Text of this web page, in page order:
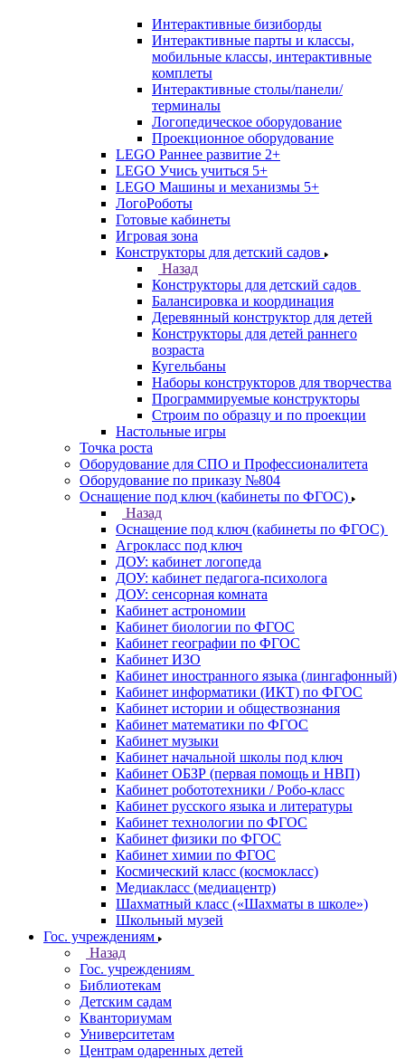
Интерактивные бизиборды
Интерактивные парты и классы,
мобильные классы, интерактивные
комплеты
Интерактивные столы/панели/
терминалы
Логопедическое оборудование
Проекционное оборудование
LEGO Раннее развитие 2+
LEGO Учись учиться 5+
LEGO Машины и механизмы 5+
ЛогоРоботы
Готовые кабинеты
Игровая зона
Конструкторы для детский садов
Назад
Конструкторы для детский садов
Балансировка и координация
Деревянный конструктор для детей
Конструкторы для детей раннего
возраста
Кугельбаны
Наборы конструкторов для творчества
Программируемые конструкторы
Строим по образцу и по проекции
Настольные игры
Точка роста
Оборудование для СПО и Профессионалитета
Оборудование по приказу №804
Оснащение под ключ (кабинеты по ФГОС)
Назад
Оснащение под ключ (кабинеты по ФГОС)
Агрокласс под ключ
ДОУ: кабинет логопеда
ДОУ: кабинет педагога-психолога
ДОУ: сенсорная комната
Кабинет астрономии
Кабинет биологии по ФГОС
Кабинет географии по ФГОС
Кабинет ИЗО
Кабинет иностранного языка (лингафонный)
Кабинет информатики (ИКТ) по ФГОС
Кабинет истории и обществознания
Кабинет математики по ФГОС
Кабинет музыки
Кабинет начальной школы под ключ
Кабинет ОБЗР (первая помощь и НВП)
Кабинет робототехники / Робо-класс
Кабинет русского языка и литературы
Кабинет технологии по ФГОС
Кабинет физики по ФГОС
Кабинет химии по ФГОС
Космический класс (космокласс)
Медиакласс (медиацентр)
Шахматный класс («Шахматы в школе»)
Школьный музей
Гос. учреждениям
Назад
Гос. учреждениям
Библиотекам
Детским садам
Кванториумам
Университетам
Центрам одаренных детей